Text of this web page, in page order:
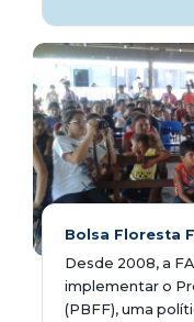
Bolsa Floresta
Desde 2008, a
implementar o
(PBFF), uma